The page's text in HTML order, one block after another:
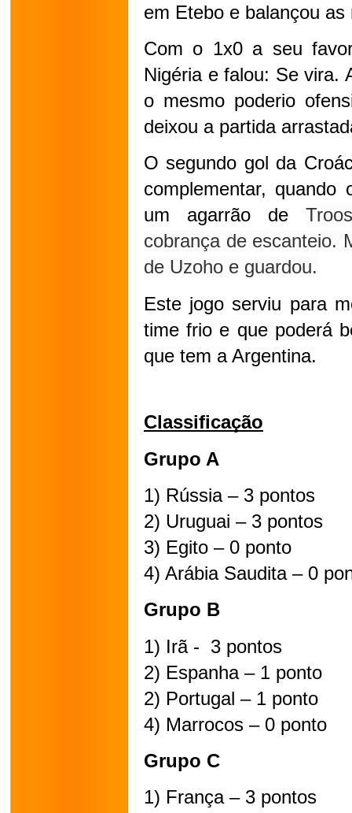
em Etebo e balançou
Com o 1x0 a seu
Nigéria e falou: Se vira.
o mesmo poderio
deixou a partida
O segundo gol da
complementar,
um agarrão de
cobrança de escanteio.
de Uzoho e guardou.
Este jogo serviu para
time frio e que poderá
que tem a Argentina.
Classificação
Grupo A
1) Rússia – 3 pontos
2) Uruguai – 3 pontos
3) Egito – 0 ponto
4) Arábia Saudita – 0
Grupo B
1) Irã -  3 pontos
2) Espanha – 1 ponto
2) Portugal – 1 ponto
4) Marrocos – 0 ponto
Grupo C
1) França – 3 pontos